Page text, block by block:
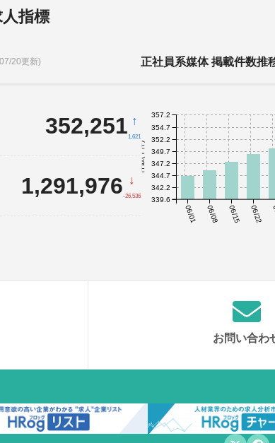
指標
20更新)
352,251 ↑
1,621
1,291,976 ↓
-26,536
正社員系媒体 掲載件数推
06/01 06/08 06/15 06/22
件数(千件)
339.6
342.2
344.7
347.2
349.7
352.2
354.7
357.2
お問い合わ